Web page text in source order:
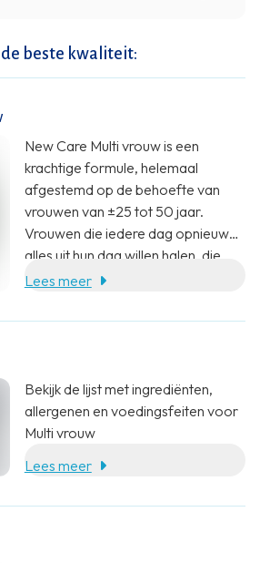
beste kwaliteit:
New Care Multi vrouw is een
krachtige formule, helemaal
afgestemd op de behoefte van
vrouwen van ±25 tot 50 jaar.
Vrouwen die iedere dag opnieuw
alles uit hun dag willen halen, die
zich fit willen blijven voelen en die
behouden.
Lees meer
Bekijk de lijst met ingrediënten,
allergenen en voedingsfeiten voor
Multi vrouw
Lees meer